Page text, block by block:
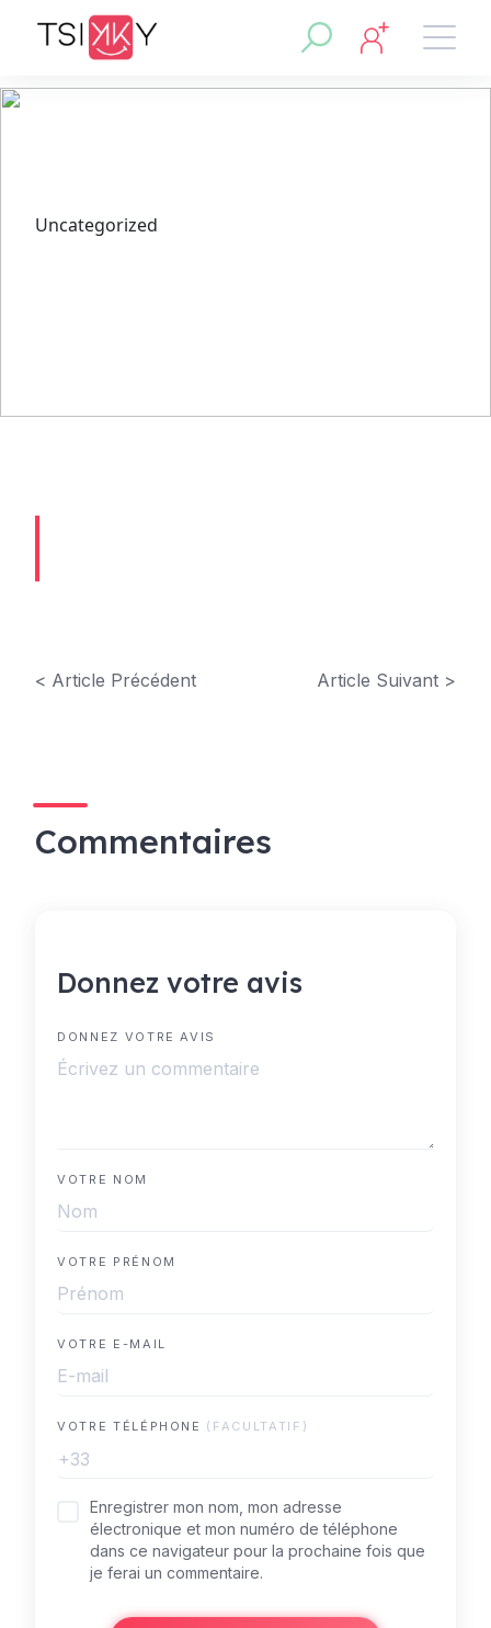
Uncategorized
< Article Précédent Article Suivant >
Commentaires
Donnez votre avis
DONNEZ VOTRE AVIS
VOTRE NOM
VOTRE PRÉNOM
VOTRE E-MAIL
VOTRE TÉLÉPHONE (FACULTATIF)
+33
Enregistrer mon nom, mon adresse
électronique et mon numéro de téléphone
dans ce navigateur pour la prochaine fois que
je ferai un commentaire.